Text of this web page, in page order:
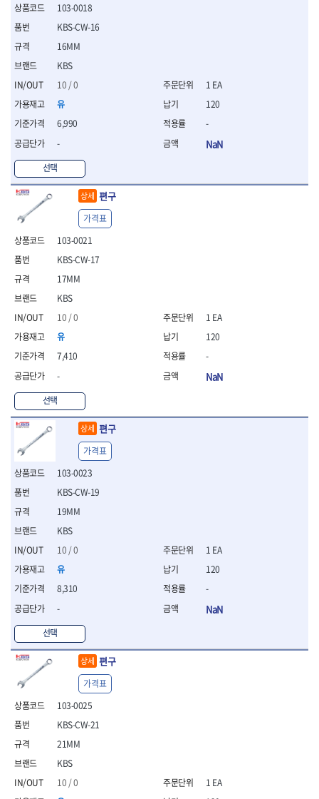
- 옵셋렌치세트
- 라쳇콤비네이션렌치세
- 몽키스패너
- 라쳇렌치
- 함마렌치
- 멀티플라이어
- 라쳇 드라이버
- 라쳇스패너
- 스피드렌치
- 모터렌치
- 함마스패너
절연.전설.방폭공구
- 절연옵셋렌치
- 절연연결대
- 절연스패너
- 절연T렌치
- 절연소켓
- 절연별소켓
- 절연별비트소켓
- 절연육각비트소켓
- 절연라쳇핸들
- 절연렌치
- 절연토크렌치
- 절연콤비네이션렌치
- 절연링렌치
- 절연플라이어
- 절연안전모
- 절연매트
- 방폭소켓
- 방폭라쳇핸들
- 방폭콤비네이션렌치
- 방폭함마스패너
- 절연일자드라이버
- 스트리퍼
- 라쳇케이블커터
- 자동스트리퍼
- 케이블스트리퍼
- 핀셋
- 절연공구세트
- 절연비트홀다
- 방폭망치
- 절연L렌치
103-0018
KBS
10 / 0
유
6,990
-
선택
KBS-CW-16
16MM
1 EA
120
-
NaN
상세 편구
103-0021
KBS
10 / 0
유
7,410
-
선택
KBS-CW-17
17MM
가격표
1 EA
120
-
NaN
상세 편구
103-0023
KBS
10 / 0
유
8,310
-
선택
KBS-CW-19
19MM
가격표
1 EA
120
-
NaN
상세 편구
103-0025
KBS
10 / 0
KBS-CW-21
21MM
가격표
1 EA